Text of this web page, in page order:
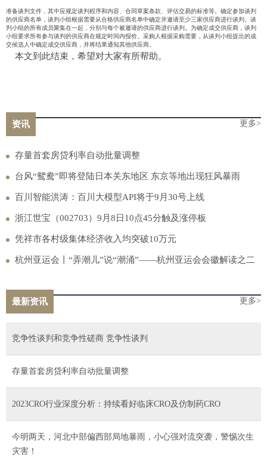
准备谈判文件，其中应规定谈判程序和内容、合同草案条款、评估交易的标准等。确定参加谈判
的供应商名单，谈判小组根据需要从合格供应商名单中确定并邀请至少三家供应商进行谈判。谈
判小组的所有成员聚集在一起，分别与每个被邀请的供应商进行谈判。为确定成交供应商，谈判
小组要求所有参与谈判的供应商在规定时间内报价。采购人根据采购需要，从谈判小组提出的成
交候选人中确定成交供应商，并将结果通知其他供应商。
本文到此结束，希望对大家有所帮助。
资讯 更多>
存量首套房贷利率自动批量调整
台风“鸳鸯”即将登陆日本关东地区 东京等地出现狂风暴雨
百川智能洪涛：百川大模型API将于9月30号上线
浙江世宝（002703）9月8日10点45分触及涨停板
凭祥市各村级集体经济收入均突破10万元
杭州亚运会丨“弄潮儿”说“潮涌”——杭州亚运会会徽解读之二
最新资讯 更多>
竞争性谈判和竞争性磋商 竞争性谈判
存量首套房贷利率自动批量调整
2023CRO行业深度分析：持续看好临床CRO及仿制药CRO
今明两天，河北中部偏西部局地暴雨，小心强对流突袭，警惕次生
灾害！